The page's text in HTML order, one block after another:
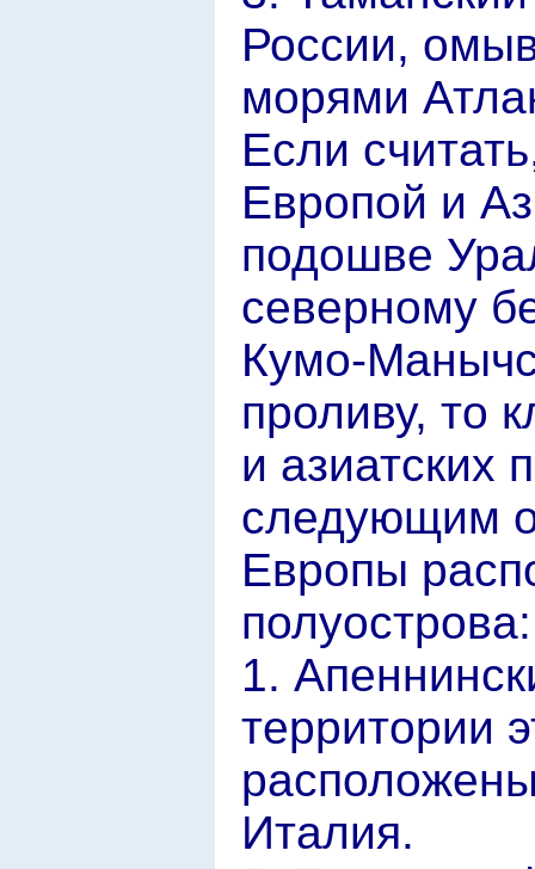
России,
морями
Если
Европой и
подошве
северному
Кумо-
проливу, то
и азиатских
следующим
Европы
полуострова:
1.
территории
Италия.